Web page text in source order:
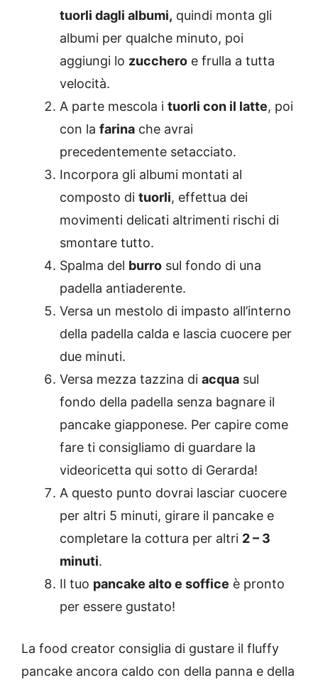
tuorli dagli albumi, quindi monta gli
albumi per qualche minuto, poi
aggiungi lo zucchero e frulla a tutta
velocità.
A parte mescola i tuorli con il latte, poi
con la farina che avrai
precedentemente setacciato.
Incorpora gli albumi montati al
composto di tuorli, effettua dei
movimenti delicati altrimenti rischi di
smontare tutto.
Spalma del burro sul fondo di una
padella antiaderente.
Versa un mestolo di impasto all’interno
della padella calda e lascia cuocere per
due minuti.
Versa mezza tazzina di acqua sul
fondo della padella senza bagnare il
pancake giapponese. Per capire come
fare ti consigliamo di guardare la
videoricetta qui sotto di Gerarda!
A questo punto dovrai lasciar cuocere
per altri 5 minuti, girare il pancake e
completare la cottura per altri 2 – 3
minuti.
Il tuo pancake alto e soffice è pronto
per essere gustato!
La food creator consiglia di gustare il fluffy
pancake ancora caldo con della panna e della